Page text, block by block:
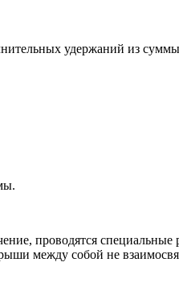
удержаний из
проводятся
между собой не